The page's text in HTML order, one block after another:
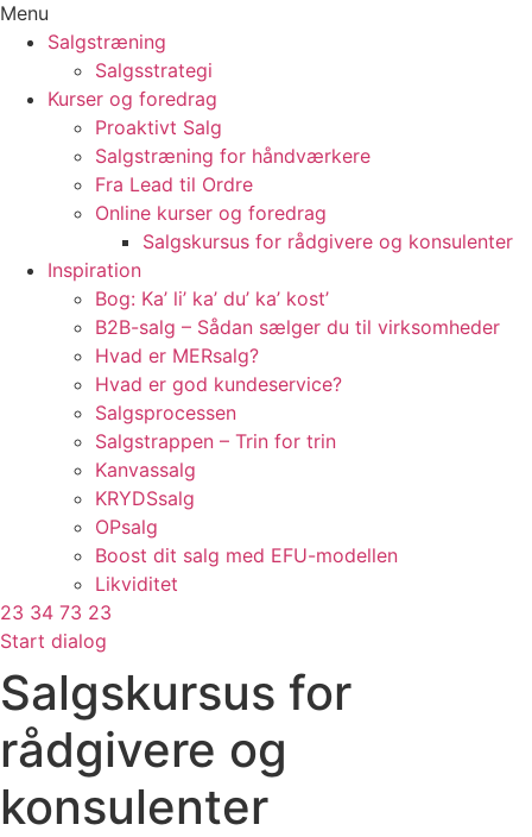
Menu
Salgstræning
Salgsstrategi
Kurser og foredrag
Proaktivt Salg
Salgstræning for håndværkere
Fra Lead til Ordre
Online kurser og foredrag
Salgskursus for rådgivere og konsulenter
Inspiration
Bog: Ka’ li’ ka’ du’ ka’ kost’
B2B-salg – Sådan sælger du til virksomheder
Hvad er MERsalg?
Hvad er god kundeservice?
Salgsprocessen
Salgstrappen – Trin for trin
Kanvassalg
KRYDSsalg
OPsalg
Boost dit salg med EFU-modellen
Likviditet
23 34 73 23
Start dialog
Salgskursus for
rådgivere og
konsulenter